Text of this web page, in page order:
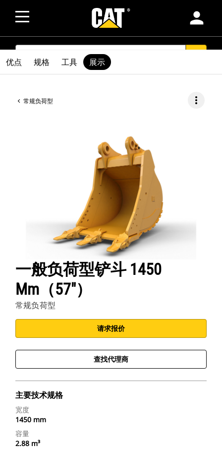
person
SEARCH
常规负荷型 more_vert
一般负荷型铲斗 1450
Mm（57"）
常规负荷型
请求报价
查找代理商
主要技术规格
宽度
1450 mm
容量
2.88 m³
优点 规格 工具 展示